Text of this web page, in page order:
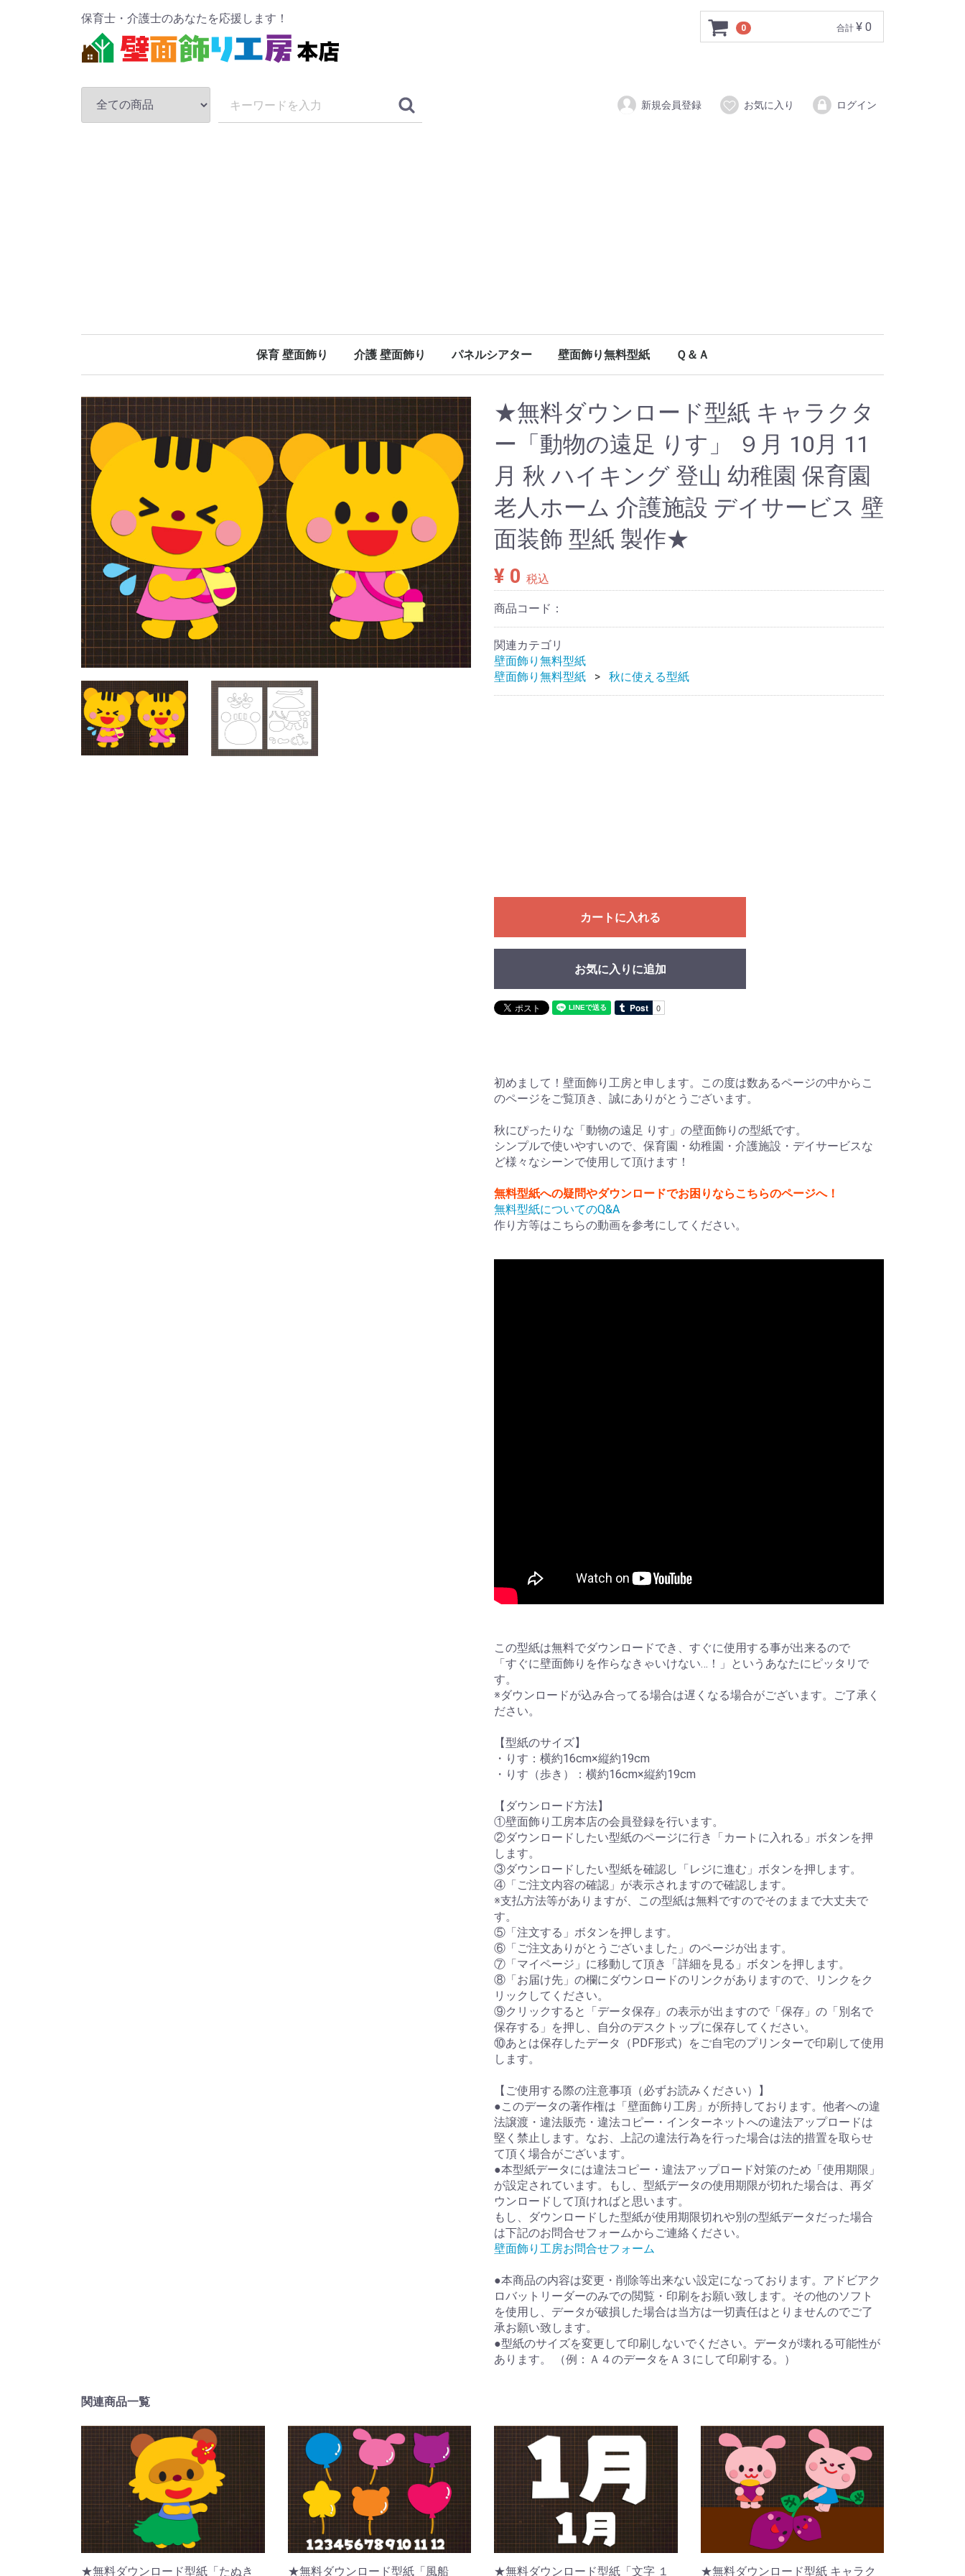
保育士・介護士のあなたを応援します！
0 合計 ¥ 0
新規会員登録 お気に入り ログイン
保育 壁面飾り 介護 壁面飾り パネルシアター 壁面飾り無料型紙 Ｑ＆Ａ
★無料ダウンロード型紙 キャラクタ
ー「動物の遠足 りす」 ９月 10月 11
月 秋 ハイキング 登山 幼稚園 保育園
老人ホーム 介護施設 デイサービス 壁
面装飾 型紙 製作★
¥ 0 税込
商品コード：
関連カテゴリ
壁面飾り無料型紙
壁面飾り無料型紙
秋に使える型紙
カートに入れる
お気に入りに追加
初めまして！壁面飾り工房と申します。この度は数あるページの中からこ
のページをご覧頂き、誠にありがとうございます。
秋にぴったりな「動物の遠足 りす」の壁面飾りの型紙です。
シンプルで使いやすいので、保育園・幼稚園・介護施設・デイサービスな
ど様々なシーンで使用して頂けます！
無料型紙への疑問やダウンロードでお困りならこちらのページへ！
無料型紙についてのQ&A
作り方等はこちらの動画を参考にしてください。
この型紙は無料でダウンロードでき、すぐに使用する事が出来るので
「すぐに壁面飾りを作らなきゃいけない…！」というあなたにピッタリで
す。
※ダウンロードが込み合ってる場合は遅くなる場合がございます。ご了承く
ださい。
【型紙のサイズ】
・りす：横約16cm×縦約19cm
・りす（歩き）：横約16cm×縦約19cm
【ダウンロード方法】
①壁面飾り工房本店の会員登録を行います。
②ダウンロードしたい型紙のページに行き「カートに入れる」ボタンを押
します。
③ダウンロードしたい型紙を確認し「レジに進む」ボタンを押します。
④「ご注文内容の確認」が表示されますので確認します。
※支払方法等がありますが、この型紙は無料ですのでそのままで大丈夫で
す。
⑤「注文する」ボタンを押します。
⑥「ご注文ありがとうございました」のページが出ます。
⑦「マイページ」に移動して頂き「詳細を見る」ボタンを押します。
⑧「お届け先」の欄にダウンロードのリンクがありますので、リンクをク
リックしてください。
⑨クリックすると「データ保存」の表示が出ますので「保存」の「別名で
保存する」を押し、自分のデスクトップに保存してください。
⑩あとは保存したデータ（PDF形式）をご自宅のプリンターで印刷して使用
します。
【ご使用する際の注意事項（必ずお読みください）】
●このデータの著作権は「壁面飾り工房」が所持しております。他者への違
法譲渡・違法販売・違法コピー・インターネットへの違法アップロードは
堅く禁止します。なお、上記の違法行為を行った場合は法的措置を取らせ
て頂く場合がございます。
●本型紙データには違法コピー・違法アップロード対策のため「使用期限」
が設定されています。もし、型紙データの使用期限が切れた場合は、再ダ
ウンロードして頂ければと思います。
もし、ダウンロードした型紙が使用期限切れや別の型紙データだった場合
は下記のお問合せフォームからご連絡ください。
壁面飾り工房お問合せフォーム
●本商品の内容は変更・削除等出来ない設定になっております。アドビアク
ロバットリーダーのみでの閲覧・印刷をお願い致します。その他のソフト
を使用し、データが破損した場合は当方は一切責任はとりませんのでご了
承お願い致します。
●型紙のサイズを変更して印刷しないでください。データが壊れる可能性が
あります。 （例：Ａ４のデータをＡ３にして印刷する。）
関連商品一覧
★無料ダウンロード型紙「たぬき ★無料ダウンロード型紙「風船 ★無料ダウンロード型紙「文字 １ ★無料ダウンロード型紙 キャラク